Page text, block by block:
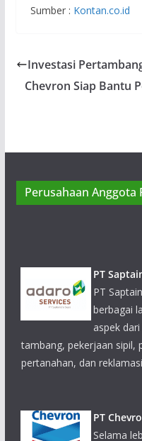
Sumber : Kontan.co.id
Investasi
Chevron Siap Bantu
Perusahaan Anggota
dengan mencakup
pertambangan, rencana
pembangunan
reklamasi area
energi terkemuka di
menggali potensi energi